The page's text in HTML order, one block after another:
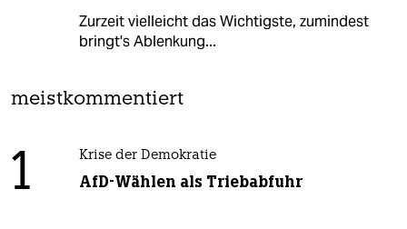
Zurzeit vielleicht das Wichtigste, zumindest
bringt's Ablenkung...
meistkommentiert
1 Krise der Demokratie
AfD-Wählen als Triebabfuhr